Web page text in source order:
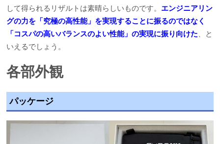
して得られるリザルトは素晴らしいものです。 エンジニアリン
グの力を「究極の高性能」を実現することに振るのではなく
「コスパの高いバランスのよい性能」の実現に振り向けた、と
いえるでしょう。
各部外観
パッケージ